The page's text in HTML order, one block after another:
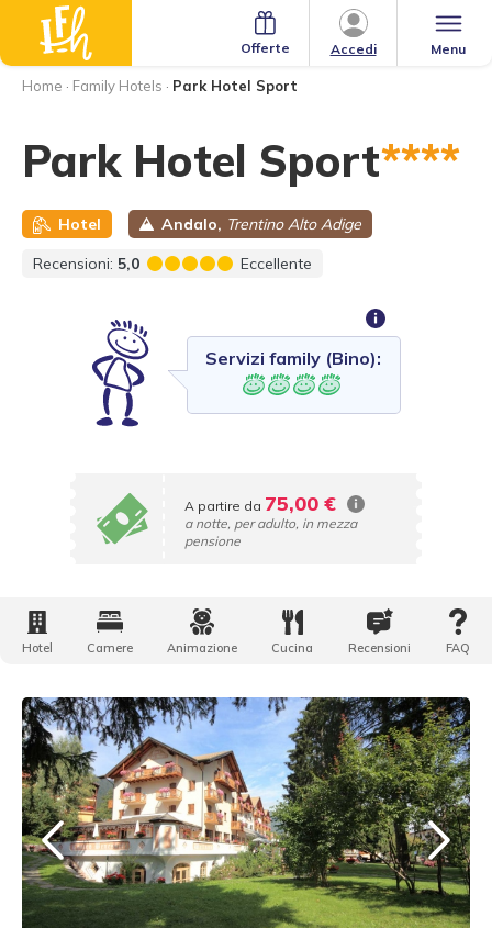
Menu
Accedi
Offerte
Home · Family Hotels · Park Hotel Sport
Park Hotel Sport****
Hotel Andalo, Trentino Alto Adige
Recensioni: 5,0 Eccellente
Servizi family (Bino):
A partire da 75,00 €
a notte, per adulto, in mezza
pensione
Hotel Camere Animazione Cucina Recensioni FAQ